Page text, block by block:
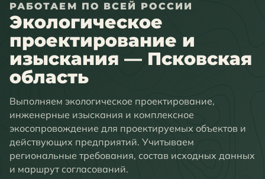
РАБОТАЕМ ПО ВСЕЙ РОССИИ
Экологическое
проектирование и
изыскания — Псковская
область
Выполняем экологическое проектирование,
инженерные изыскания и комплексное
экосопровождение для проектируемых объектов и
действующих предприятий. Учитываем
региональные требования, состав исходных данных
и маршрут согласований.